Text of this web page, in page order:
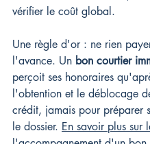
vérifier le coût global.
Une règle d'or : ne rien
l'avance. Un bon courtier
perçoit ses honoraires
l'obtention et le déblocage
crédit, jamais pour préparer
le dossier. En savoir plus sur